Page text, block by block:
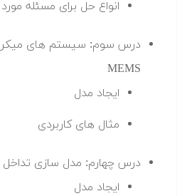
انواع حل برای مسئله
درس سوم: سیستم های میکرو
MEMS
ایجاد مدل
مثال های کاربردی
درس چهارم: مدل سازی تداخل
ایجاد مدل